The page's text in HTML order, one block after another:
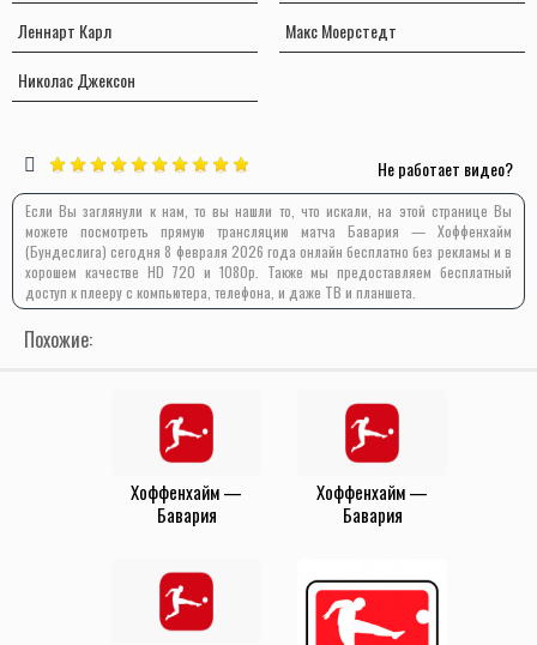
Леннарт Карл
Николас Джексон
Макс Моерстедт
Не работает видео?
Если Вы заглянули к нам, то вы нашли то, что искали, на этой странице Вы
можете посмотреть прямую трансляцию матча Бавария — Хоффенхайм
(Бундеслига) сегодня 8 февраля 2026 года онлайн бесплатно без рекламы и в
хорошем качестве HD 720 и 1080p. Также мы предоставляем бесплатный
доступ к плееру с компьютера, телефона, и даже ТВ и планшета.
Похожие:
Хоффенхайм —
Бавария
Хоффенхайм —
Бавария